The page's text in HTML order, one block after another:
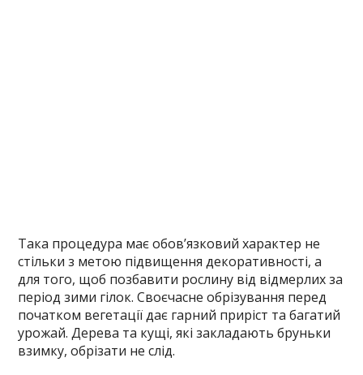
Така процедура має обов’язковий характер не
стільки з метою підвищення декоративності, а
для того, щоб позбавити рослину від відмерлих за
період зими гілок. Своєчасне обрізування перед
початком вегетації дає гарний приріст та багатий
урожай. Дерева та кущі, які закладають бруньки
взимку, обрізати не слід.